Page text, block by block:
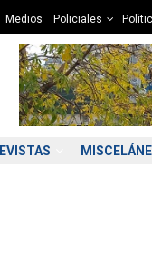
Medios Policiales